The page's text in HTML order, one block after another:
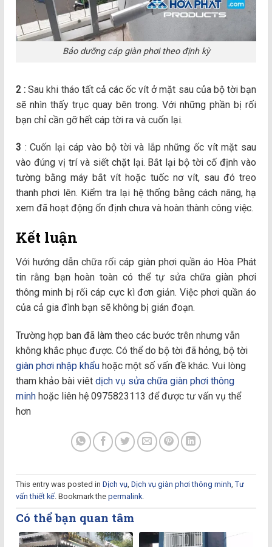
Bảo dưỡng cáp giàn phơi theo định kỳ
2 :Sau khi tháo tất cả các ốc vít ở mặt sau của bộ tời bạn
sẽ nhìn thấy trục quay bên trong. Với những phần bị rối
bạn chỉ cần gỡ hết cáp tời ra và cuốn lại.
3 : Cuốn lại cáp vào bộ tời và lắp những ốc vít mặt sau
vào đúng vị trí và siết chặt lại. Bắt lại bộ tời cố định vào
tường bằng máy bắt vít hoặc tuốc nơ vít, sau đó treo
thanh phơi lên. Kiểm tra lại hệ thống bằng cách nâng, hạ
xem đã hoạt động ổn định chưa và hoàn thành công việc.
Kết luận
Với hướng dẫn chữa rối cáp giàn phơi quần áo Hòa Phát
tin rằng bạn hoàn toàn có thể tự sửa chữa giàn phơi
thông minh bị rối cáp cực kì đơn giản. Việc phơi quần áo
của cả gia đình bạn sẽ không bị gián đoạn.
Trường hợp ban đã làm theo các bước trên nhưng vẫn
không khắc phục được. Có thể do bộ tời đã hỏng, bộ tời
giàn phơi nhập khẩu hoặc một số vấn đề khác. Vui lòng
tham khảo bài viêt dịch vụ sửa chữa giàn phơi thông
minh hoặc liên hệ 0975823113 để được tư vấn vụ thể
hơn
This entry was posted in Dịch vụ, Dịch vụ giàn phơi thông minh, Tư
vấn thiết kế. Bookmark the permalink.
Có thể bạn quan tâm